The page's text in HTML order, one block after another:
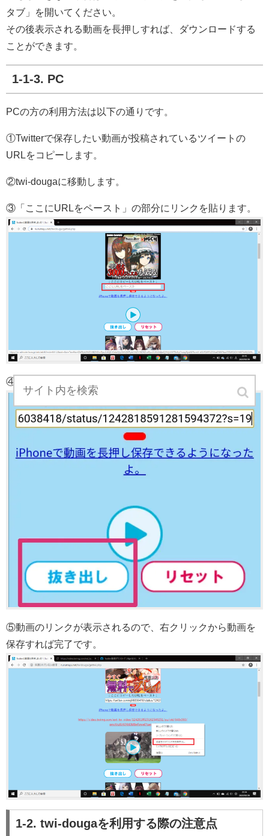
タブ」を開いてください。
その後表示される動画を長押しすれば、ダウンロードする
ことができます。
1-1-3. PC
PCの方の利用方法は以下の通りです。
①Twitterで保存したい動画が投稿されているツイートの
URLをコピーします。
②twi-dougaに移動します。
③「ここにURLをペースト」の部分にリンクを貼ります。
④「抜き出し」をクリックします。
⑤動画のリンクが表示されるので、右クリックから動画を
保存すれば完了です。
1-2. twi-dougaを利用する際の注意点